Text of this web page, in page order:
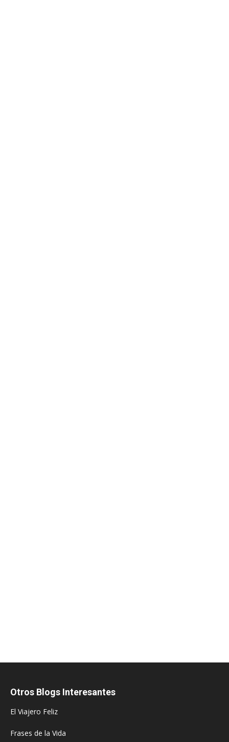
Otros Blogs Interesantes
El Viajero Feliz
Frases de la Vida